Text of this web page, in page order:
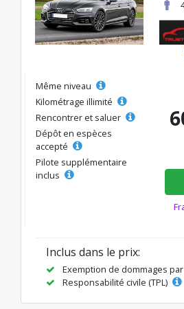
Même niveau
Kilométrage illimité
Rencontrer et saluer
Dépôt en espèces
accepté
Pilote supplémentaire
inclus
Inclus dans le prix:
Exemption de dommages
Responsabilité civile (TPL)